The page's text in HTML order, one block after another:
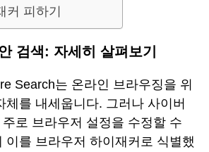
커 피하기
검색: 자세히 살펴보기
Search는 온라인 브라우징을 위
체를 내세웁니다. 그러나 사이버
로 브라우저 설정을 수정할 수
이를 브라우저 하이재커로 식별했